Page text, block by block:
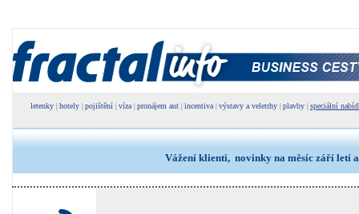
letenky hotely pojištění víza pronájem aut incentiva výstavy a veletrhy plavby speciální
Vážení klienti, novinky na měsíc září letí